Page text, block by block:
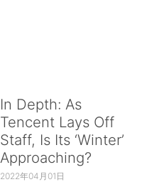
In Depth: As
Tencent Lays Off
Staff, Is Its ‘Winter’
Approaching?
2022年04月01日